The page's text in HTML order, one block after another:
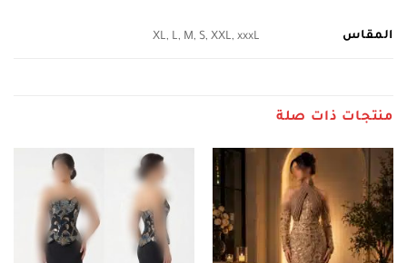
المقاس XL, L, M, S, XXL, xxxL
منتجات ذات صلة